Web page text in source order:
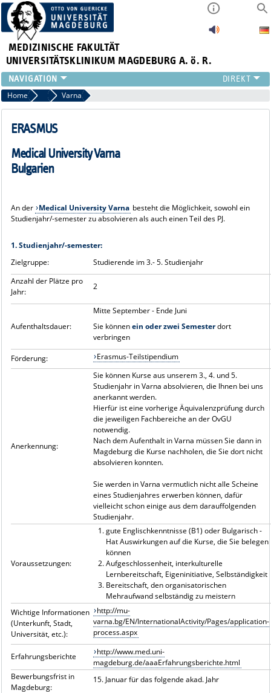
MEDIZINISCHE FAKULTÄT
UNIVERSITÄTSKLINIKUM MAGDEBURG A. ö. R.
INSTITUTE
KLINIKEN
ZENTRALE EINRICHTUNGEN
PRESSE
ÜBER UNS
Home Unsere Partneruniversitäten
Varna
ERASMUS
Medical University Varna
Bulgarien
An der Medical University Varna besteht die Möglichkeit, sowohl ein
Studienjahr/-semester zu absolvieren als auch einen Teil des PJ.
1. Studienjahr/-semester:
Zielgruppe:
Studierende im3.- 5. Studienjahr
Anzahl der Plätze pro
Jahr:
2
Aufenthaltsdauer:
Mitte September - Ende Juni
Sie könnenein oder zwei Semesterdort
verbringen
Förderung: Erasmus-Teilstipendium
Anerkennung:
Sie können Kurse aus unserem 3., 4. und 5.
Studienjahr in Varna absolvieren, die Ihnen bei uns
anerkannt werden.
Hierfür ist eine vorherige Äquivalenzprüfung durch
die jeweiligen Fachbereiche an der OvGU
notwendig.
Nach dem Aufenthalt in Varna müssen Sie dann in
Magdeburg die Kurse nachholen, die Sie dort nicht
absolvieren konnten.
Sie werden in Varna vermutlich nicht alle Scheine
eines Studienjahres erwerben können, dafür
vielleicht schon einige aus dem darauffolgenden
Studienjahr.
Voraussetzungen:
gute Englischkenntnisse (B1) oder Bulgarisch -
Hat Auswirkungen auf die Kurse, die Sie belegen
können
Aufgeschlossenheit, interkulturelle
Lernbereitschaft, Eigeninitiative, Selbständigkeit
Bereitschaft, den organisatorischen
Mehraufwand selbständig zu meistern
Wichtige Informationen
(Unterkunft, Stadt,
Universität, etc.):
http://mu-
varna.bg/EN/InternationalActivity/Pages/application-
process.aspx
Erfahrungsberichte
http://www.med.uni-
magdeburg.de/aaaErfahrungsberichte.html
Bewerbungsfrist in
Magdeburg:
15. Januar für das folgende akad. Jahr